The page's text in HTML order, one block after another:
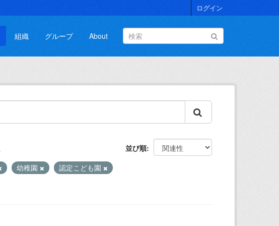
ログイン
組織 グループ About
並び順
幼稚園
認定こども園